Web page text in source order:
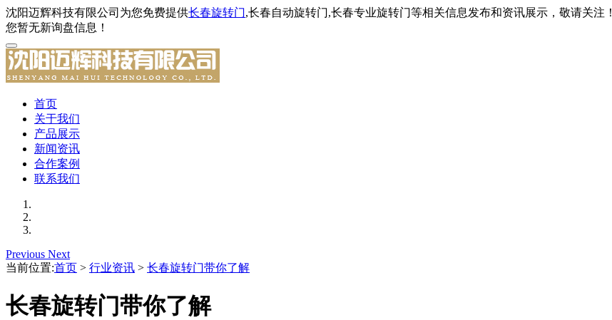
沈阳迈辉科技有限公司为您免费提供长春旋转门,长春自动旋转门,长春专业旋转门等相关信息发布和资讯展示，敬请关注！
您暂无新询盘信息！
首页
关于我们
产品展示
新闻资讯
合作案例
联系我们
Previous Next
当前位置:首页 > 行业资讯 > 长春旋转门带你了解
长春旋转门带你了解